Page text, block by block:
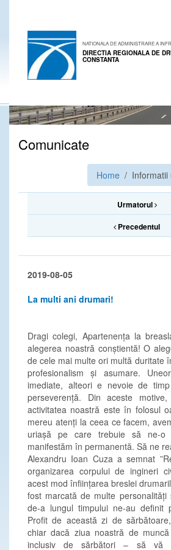
NATIONALA DE ADMINISTRARE A
DIRECTIA REGIONALA DE
CONSTANTA
Comunicate
Home / Informatii
Urmatorul
Precedentul
2019-08-05
La multi ani drumari!
Dragi colegi, Apartenența la
alegerea noastră conștientă! O
de cele mai multe ori multă duritate
profesionalism și asumare.
imediate, alteori e nevoie de
perseverență. Din aceste
activitatea noastră este în folosul
mereu atenți la ceea ce facem,
uriașă pe care trebuie să ne-
manifestăm în permanentă. Să ne
Alexandru Ioan Cuza a semnat
organizarea corpului de ingineri
acest mod înființarea breslei
fost marcată de multe personalități
de-a lungul timpului ne-au definit
Profit de această zi de
chiar dacă ziua noastră de
inclusiv de sărbători – să vă